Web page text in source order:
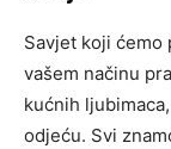
Savjet koji
vašem načinu
kućnih
odjeću. Svi